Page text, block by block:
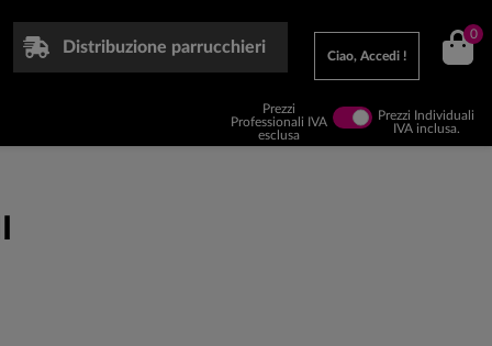
Distribuzione parrucchieri
Ciao, Accedi !
0
Prezzi
Professionali IVA
esclusa
Prezzi Individuali
IVA inclusa.